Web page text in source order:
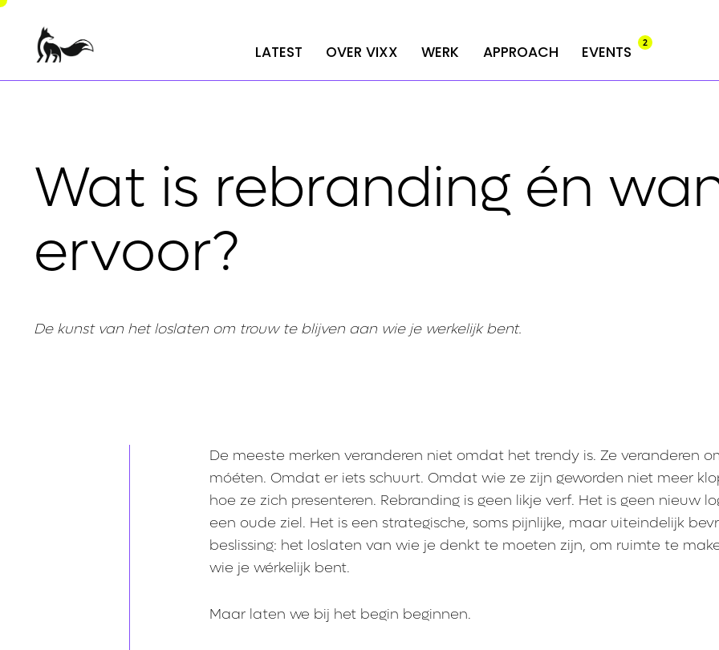
LATEST OVER VIXX WERK APPROACH EVENTS 2
LATEST OVER VIXX WERK APPROACH EVENTS 2
Wat is rebranding én
ervoor?
De kunst van het loslaten om trouw te blijven aan wie je werkelijk bent.
De meeste merken veranderen niet omdat het trendy is. Ze veranderen
móéten. Omdat er iets schuurt. Omdat wie ze zijn geworden niet meer
hoe ze zich presenteren. Rebranding is geen likje verf. Het is geen nieuw
een oude ziel. Het is een strategische, soms pijnlijke, maar uiteindelijk
beslissing: het loslaten van wie je denkt te moeten zijn, om ruimte te
wie je wérkelijk bent.
Maar laten we bij het begin beginnen.